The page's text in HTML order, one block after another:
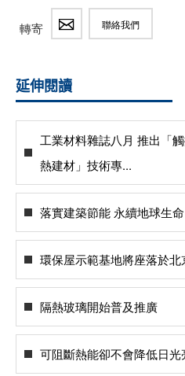
轉寄 聯絡我們
延伸閱讀
工業材料雜誌八月 推出「
熱建材」技術專...
落實建築節能 永續地球生命
環保屋示範基地將座落於北
隔熱玻璃開始普及推廣
可阻斷熱能卻不會降低日